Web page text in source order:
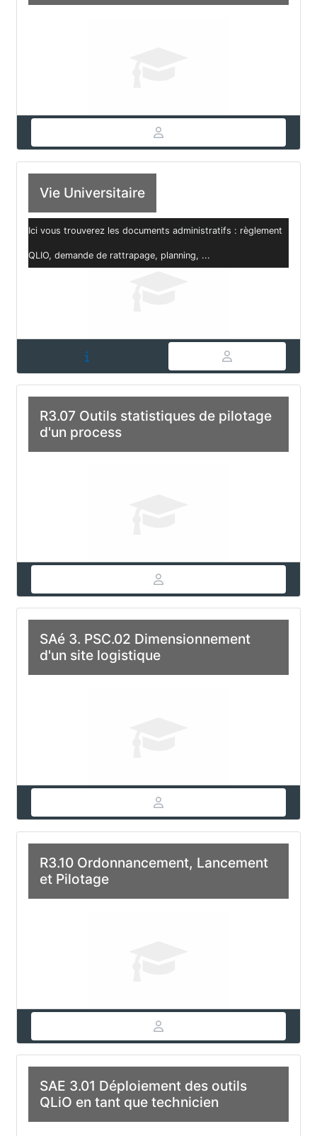
Vie Universitaire
Ici vous trouverez les documents administratifs : règlement
QLIO, demande de rattrapage, planning, ...
R3.07 Outils statistiques de pilotage
d'un process
SAé 3. PSC.02 Dimensionnement
d'un site logistique
R3.10 Ordonnancement, Lancement
et Pilotage
SAE 3.01 Déploiement des outils
QLiO en tant que technicien